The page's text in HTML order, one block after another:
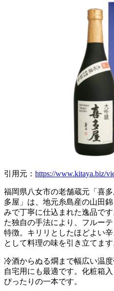
引用元： https://www.kitaya.biz/
福岡県八女市の老舗蔵元「喜
多屋」は、地元糸島産の山田
みで丁寧に仕込まれた逸品で
た独自の手法により、フルー
特徴。キリリとしたほどよい
として料理の味を引き立てます
冷酒からぬる燗まで幅広い温
自宅用にも最適です。化粧箱
ぴったりの一本です。